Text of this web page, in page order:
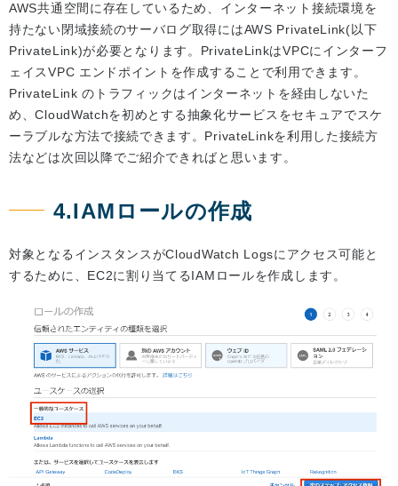
AWS共通空間に存在しているため、インターネット接続環境を
持たない閉域接続のサーバログ取得にはAWS PrivateLink(以下
PrivateLink)が必要となります。PrivateLinkはVPCにインターフ
ェイスVPC エンドポイントを作成することで利用できます。
PrivateLink のトラフィックはインターネットを経由しないた
め、CloudWatchを初めとする抽象化サービスをセキュアでスケ
ーラブルな方法で接続できます。PrivateLinkを利用した接続方
法などは次回以降でご紹介できればと思います。
4.IAMロールの作成
対象となるインスタンスがCloudWatch Logsにアクセス可能と
するために、EC2に割り当てるIAMロールを作成します。